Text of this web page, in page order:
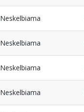
Neskelbiama
Neskelbiama
Neskelbiama
Neskelbiama